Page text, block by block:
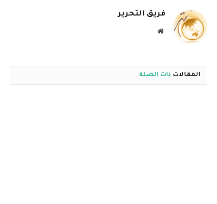
فريق التحرير
موقع
المقالات ذات الصلة